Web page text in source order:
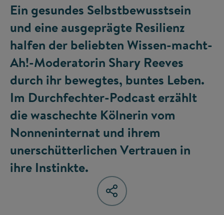
Ein gesundes Selbstbewusstsein
und eine ausgeprägte Resilienz
halfen der beliebten Wissen-macht-
Ah!-Moderatorin Shary Reeves
durch ihr bewegtes, buntes Leben.
Im Durchfechter-Podcast erzählt
die waschechte Kölnerin vom
Nonneninternat und ihrem
unerschütterlichen Vertrauen in
ihre Instinkte.